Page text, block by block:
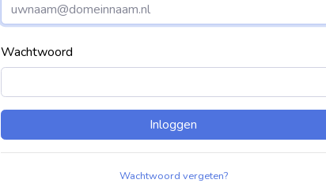
Wachtwoord
Inloggen
Wachtwoord vergeten?